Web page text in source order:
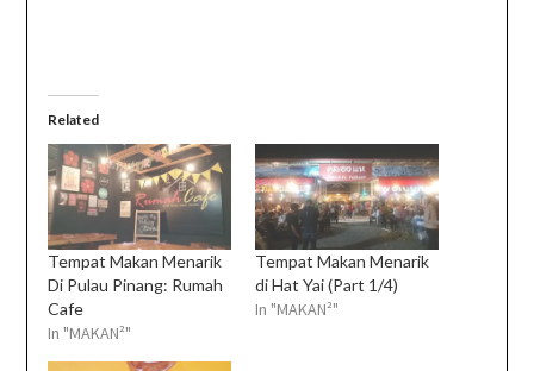
Related
Tempat Makan Menarik
Di Pulau Pinang: Rumah
Cafe
In "MAKAN²"
Tempat Makan Menarik
di Hat Yai (Part 1/4)
In "MAKAN²"